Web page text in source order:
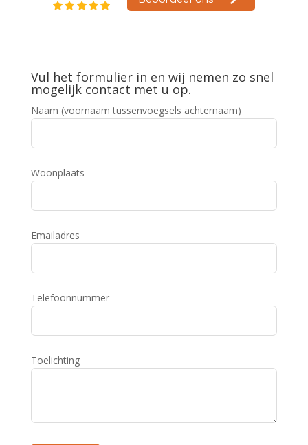
Vul het formulier in en wij nemen zo snel
mogelijk contact met u op.
Naam (voornaam tussenvoegsels achternaam)
Woonplaats
Emailadres
Telefoonnummer
Toelichting